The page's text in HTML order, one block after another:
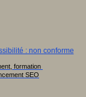
: non conforme
formation
SEO